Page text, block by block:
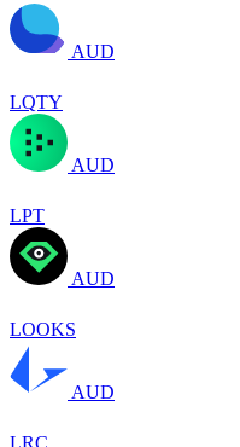
AUD
LQTY
AUD
LPT
AUD
LOOKS
AUD
LRC